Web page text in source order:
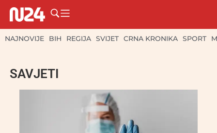
NAJNOVIJE BIH REGIJA SVIJET CRNA KRONIKA SPORT
SAVJETI